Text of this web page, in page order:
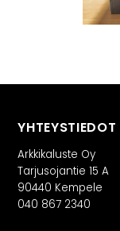
YHTEYSTIEDOT
Arkkikaluste Oy
Tarjusojantie 15 A
90440 Kempele
040 867 2340